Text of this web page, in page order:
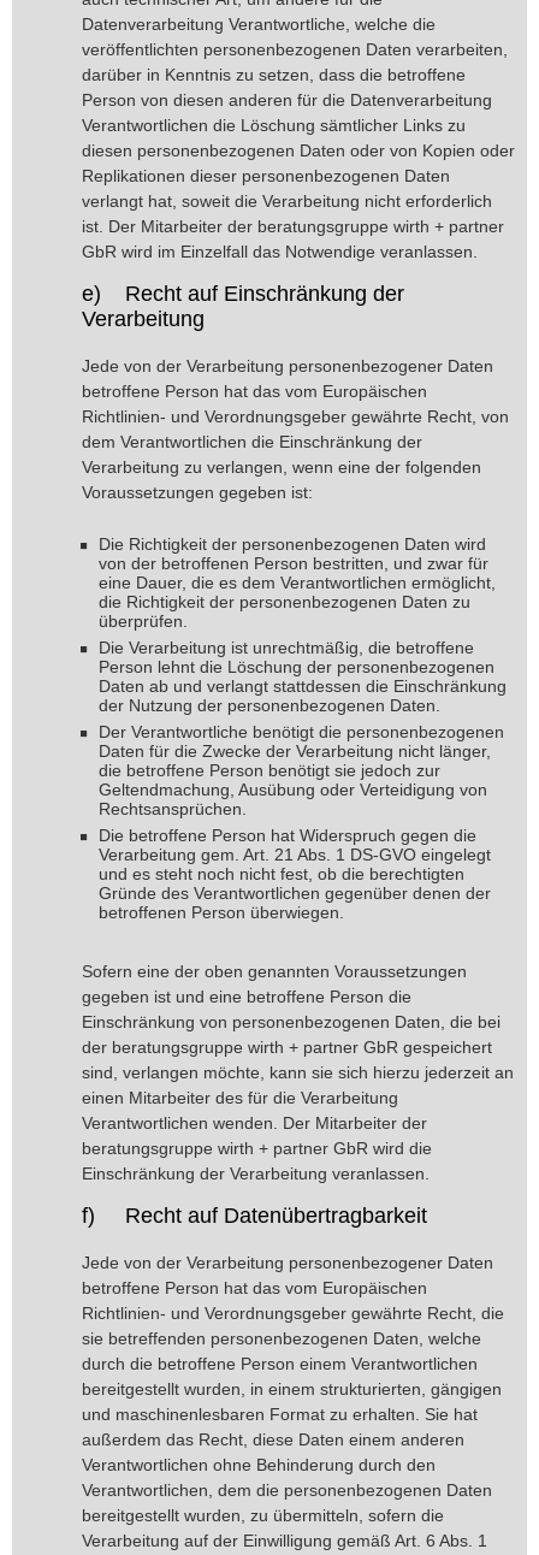
Datenverarbeitung Verantwortliche, welche die
veröffentlichten personenbezogenen Daten verarbeiten,
darüber in Kenntnis zu setzen, dass die betroffene
Person von diesen anderen für die Datenverarbeitung
Verantwortlichen die Löschung sämtlicher Links zu
diesen personenbezogenen Daten oder von Kopien oder
Replikationen dieser personenbezogenen Daten
verlangt hat, soweit die Verarbeitung nicht erforderlich
ist. Der Mitarbeiter der beratungsgruppe wirth + partner
GbR wird im Einzelfall das Notwendige veranlassen.
e) Recht auf Einschränkung der
Verarbeitung
Jede von der Verarbeitung personenbezogener Daten
betroffene Person hat das vom Europäischen
Richtlinien- und Verordnungsgeber gewährte Recht, von
dem Verantwortlichen die Einschränkung der
Verarbeitung zu verlangen, wenn eine der folgenden
Voraussetzungen gegeben ist:
Die Richtigkeit der personenbezogenen Daten wird
von der betroffenen Person bestritten, und zwar für
eine Dauer, die es dem Verantwortlichen ermöglicht,
die Richtigkeit der personenbezogenen Daten zu
überprüfen.
Die Verarbeitung ist unrechtmäßig, die betroffene
Person lehnt die Löschung der personenbezogenen
Daten ab und verlangt stattdessen die Einschränkung
der Nutzung der personenbezogenen Daten.
Der Verantwortliche benötigt die personenbezogenen
Daten für die Zwecke der Verarbeitung nicht länger,
die betroffene Person benötigt sie jedoch zur
Geltendmachung, Ausübung oder Verteidigung von
Rechtsansprüchen.
Die betroffene Person hat Widerspruch gegen die
Verarbeitung gem. Art. 21 Abs. 1 DS-GVO eingelegt
und es steht noch nicht fest, ob die berechtigten
Gründe des Verantwortlichen gegenüber denen der
betroffenen Person überwiegen.
Sofern eine der oben genannten Voraussetzungen
gegeben ist und eine betroffene Person die
Einschränkung von personenbezogenen Daten, die bei
der beratungsgruppe wirth + partner GbR gespeichert
sind, verlangen möchte, kann sie sich hierzu jederzeit an
einen Mitarbeiter des für die Verarbeitung
Verantwortlichen wenden. Der Mitarbeiter der
beratungsgruppe wirth + partner GbR wird die
Einschränkung der Verarbeitung veranlassen.
f) Recht auf Datenübertragbarkeit
Jede von der Verarbeitung personenbezogener Daten
betroffene Person hat das vom Europäischen
Richtlinien- und Verordnungsgeber gewährte Recht, die
sie betreffenden personenbezogenen Daten, welche
durch die betroffene Person einem Verantwortlichen
bereitgestellt wurden, in einem strukturierten, gängigen
und maschinenlesbaren Format zu erhalten. Sie hat
außerdem das Recht, diese Daten einem anderen
Verantwortlichen ohne Behinderung durch den
Verantwortlichen, dem die personenbezogenen Daten
bereitgestellt wurden, zu übermitteln, sofern die
Verarbeitung auf der Einwilligung gemäß Art. 6 Abs. 1